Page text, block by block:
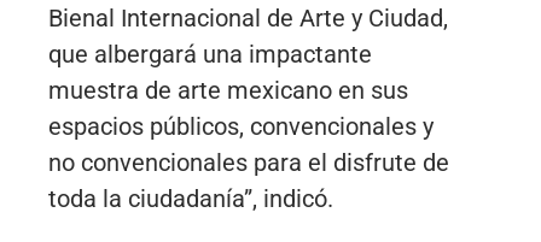
Bienal Internacional de Arte y Ciudad,
que albergará una impactante
muestra de arte mexicano en sus
espacios públicos, convencionales y
no convencionales para el disfrute de
toda la ciudadanía”, indicó.